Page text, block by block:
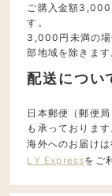
ご購入金額3,000
す。
3,000円未満の場
部地域を除きます
配送につい
日本郵便（郵便
も承っております
海外へのお届け
LY Expressをご